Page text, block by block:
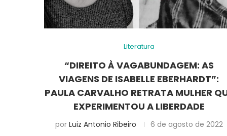
Literatura
“DIREITO À VAGABUNDAGEM: AS
VIAGENS DE ISABELLE EBERHARDT”:
PAULA CARVALHO RETRATA MULHER
EXPERIMENTOU A LIBERDADE
por Luiz Antonio Ribeiro 6 de agosto de 2022